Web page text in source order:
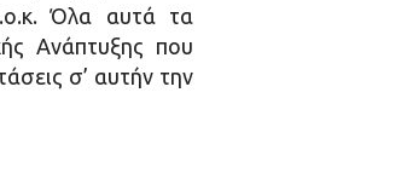
Όλα αυτά τα
Ανάπτυξης που
σ’ αυτήν την